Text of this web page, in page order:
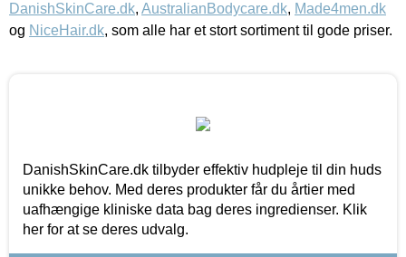
DanishSkinCare.dk, AustralianBodycare.dk, Made4men.dk
og NiceHair.dk, som alle har et stort sortiment til gode priser.
DanishSkinCare.dk tilbyder effektiv hudpleje til din huds
unikke behov. Med deres produkter får du årtier med
uafhængige kliniske data bag deres ingredienser. Klik
her for at se deres udvalg.